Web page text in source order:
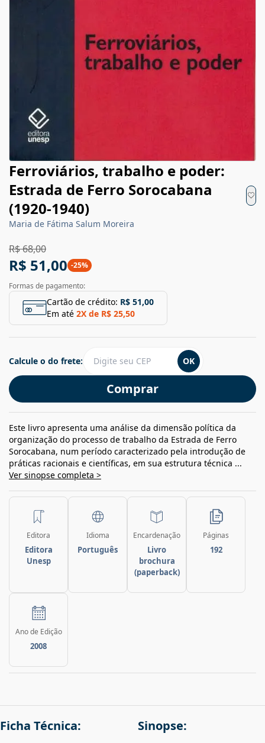
Ferroviários, trabalho e poder:
Estrada de Ferro Sorocabana
(1920-1940)
Maria de Fátima Salum Moreira
R$ 68,00
R$ 51,00 -25%
Formas de pagamento:
Cartão de crédito: R$ 51,00
Em até 2X de R$ 25,50
Comprar
Calcule o do frete: OK
Este livro apresenta uma análise da dimensão política da
organização do processo de trabalho da Estrada de Ferro
Sorocabana, num período caracterizado pela introdução de
práticas racionais e científicas, em sua estrutura técnica ...
Ver sinopse completa >
Editora
Editora
Unesp
Idioma
Português
Encardenação
Livro
brochura
(paperback)
Páginas
192
Ano de Edição
2008
Ficha Técnica: Sinopse: